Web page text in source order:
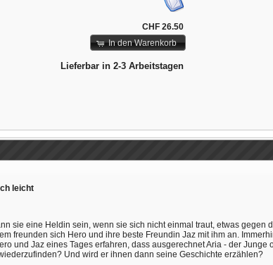
CHF 26.50
In den Warenkorb
Lieferbar in 2-3 Arbeitstagen
leicht
sie eine Heldin sein, wenn sie sich nicht einmal traut, etwas gegen
freunden sich Hero und ihre beste Freundin Jaz mit ihm an.
und Jaz eines Tages erfahren, dass ausgerechnet Aria - der
Und wird er ihnen dann seine Geschichte erzählen?